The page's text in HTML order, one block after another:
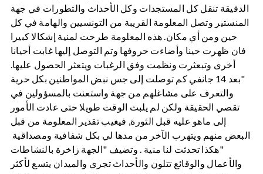
الدقيقة تنقل كل المستجدات وكل الأحداث والتطورات في جهة
المنستير وتصل المعلومة القريبة من التونسيين والهامة في كل
حين ومن أي مكان. هذه المعلومة طرحت لمنية إشكالا كبيرا
فان ظهرت حينا وأضاءت حروفها وتم التوصل إليها غابت أحيانا
أخرى وتبعثرت ونظمت وفق الرغبات ويتعثر الحصول عليها.
"بعد 14 جانفي كم توصلت إلى جس نبض المواطنين بكل حرية
والتعرف على مشاغلهم من جهة واستعنت بالمسؤولين في
تقصي الحقيقة ولكن لم يلبث الوقت طويلا حتى عادت الأمور
إلى ماهو عليه قبل الثورة, فيغيب تقدير المعلومة من قبل
البعض منهم ويتهرب الآخر من مدها لي بكل شفافية ومصداقية
"هكذا تحدثت لنا منية . وتضيف "الجهة زاخرة بالنشاطات
والأعمال والوقائع تتلون والأحداث تجري والميدان يتسع لأكثر